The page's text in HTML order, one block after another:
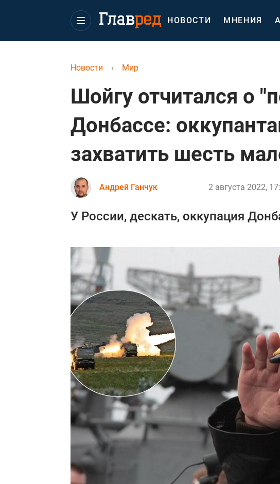
НОВОСТИ МНЕНИЯ
Новости › Мир
Шойгу отчитался о
Донбассе:
захватить шесть
Андрей Ганчук 2 августа 2022,
У России, дескать, оккупация